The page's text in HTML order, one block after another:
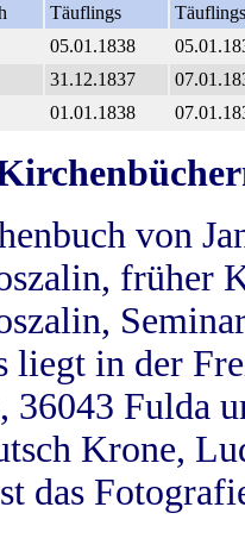
Täuflings
Täuflings
05.01.1838
31.12.1837
01.01.1838
von
früher
liegt in der
36043 Fulda
Krone,
das